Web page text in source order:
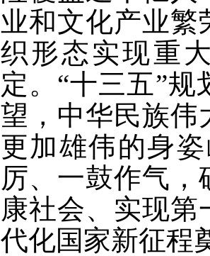
业和文化产业繁
织形态实现重
定。“十三五”
望，中华民族伟
更加雄伟的身
厉、一鼓作气
康社会、实现
代化国家新征程